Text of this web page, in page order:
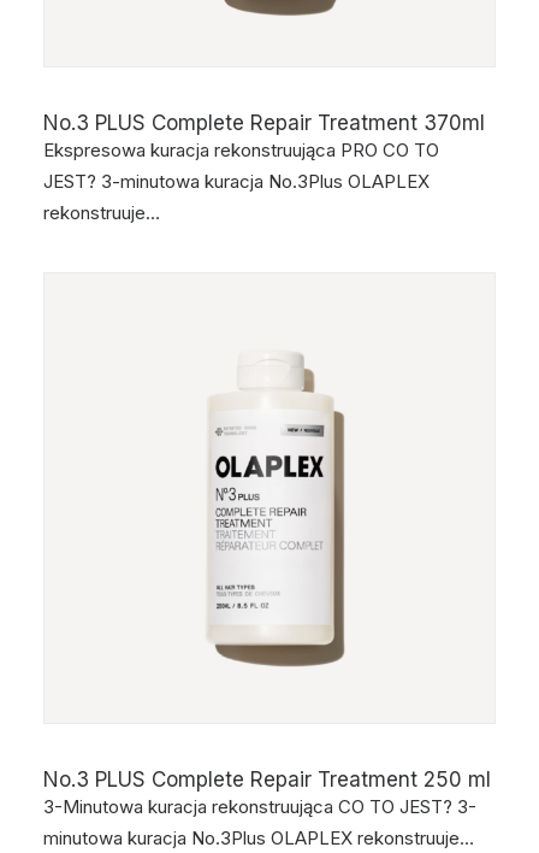
No.3 PLUS Complete Repair Treatment 370ml
Ekspresowa kuracja rekonstruująca PRO CO TO
JEST? 3-minutowa kuracja No.3Plus OLAPLEX
rekonstruuje…
No.3 PLUS Complete Repair Treatment 250 ml
3-Minutowa kuracja rekonstruująca CO TO JEST? 3-
minutowa kuracja No.3Plus OLAPLEX rekonstruuje…